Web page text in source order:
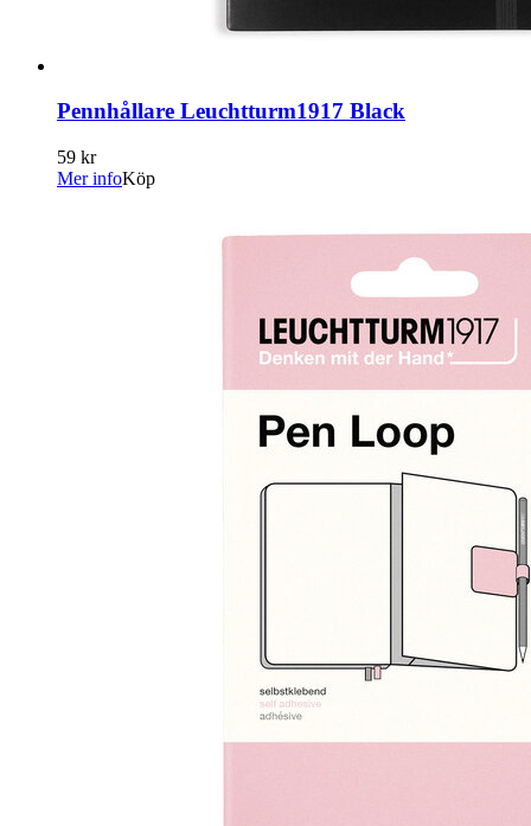
Pennhållare Leuchtturm1917 Black
59 kr
Mer infoKöp